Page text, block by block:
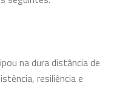
na dura distância de
resiliência e